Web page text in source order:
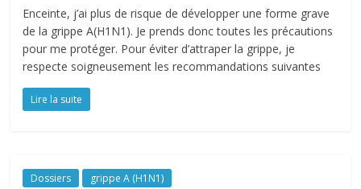
Enceinte, j’ai plus de risque de développer une forme grave
de la grippe A(H1N1). Je prends donc toutes les précautions
pour me protéger. Pour éviter d’attraper la grippe, je
respecte soigneusement les recommandations suivantes
Lire la suite
Dossiers grippe A (H1N1)